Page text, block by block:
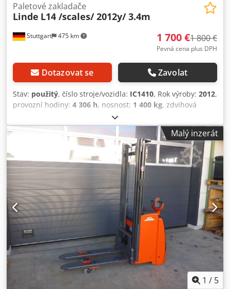
Stuttgart 475 km
Paletové zakladače
Linde L14 /scales/ 2012y/ 3.4m
1 700 €1 800 €
Pevná cena plus DPH
Dotazovat se Zavolat
Stav: použitý, číslo stroje/vozidla: IC1410, Rok výroby: 2012,
provozní hodiny: 4 306 h, nosnost: 1 400 kg, zdvihová
elektrický
simplex, stavební výška:2 190 mm, 5216805 Cjdpfxeziruis
Ahyjrf Výrobní číslo: W4X372C05699
Malý inzerát
1 / 5